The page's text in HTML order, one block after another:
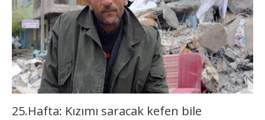
25.Hafta: Kızımı saracak kefen bile